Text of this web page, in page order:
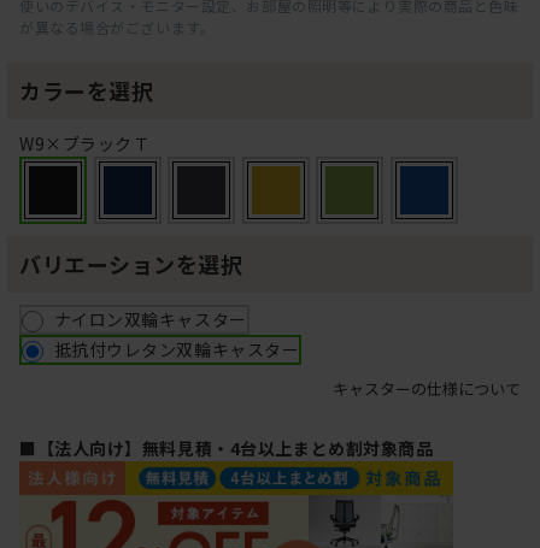
使いのデバイス・モニター設定、お部屋の照明等により実際の商品と色味
が異なる場合がございます。
カラーを選択
W9×ブラックＴ
バリエーションを選択
ナイロン双輪キャスター
抵抗付ウレタン双輪キャスター
キャスターの仕様について
■【法人向け】無料見積・4台以上まとめ割対象商品